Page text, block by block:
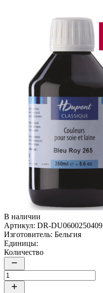
В наличии
Артикул: DR-DU0600250409
Изготовитель: Бельгия
Единицы:
Количество